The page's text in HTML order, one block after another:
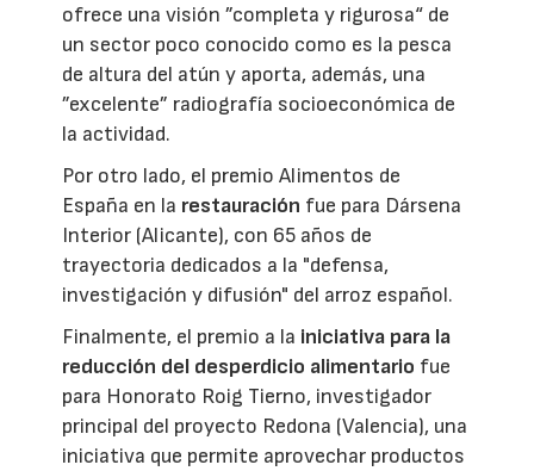
ofrece una visión ”completa y rigurosa“ de
un sector poco conocido como es la pesca
de altura del atún y aporta, además, una
”excelente” radiografía socioeconómica de
la actividad.
Por otro lado, el premio Alimentos de
España en la restauración fue para Dársena
Interior (Alicante), con 65 años de
trayectoria dedicados a la "defensa,
investigación y difusión" del arroz español.
Finalmente, el premio a la iniciativa para la
reducción del desperdicio alimentario fue
para Honorato Roig Tierno, investigador
principal del proyecto Redona (Valencia), una
iniciativa que permite aprovechar productos